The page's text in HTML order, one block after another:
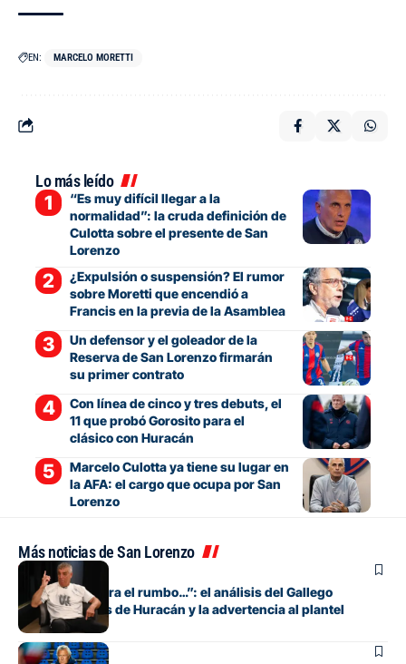
EN: MARCELO MORETTI
Lo más leído
“Es muy difícil llegar a la
normalidad”: la cruda definición de
Culotta sobre el presente de San
Lorenzo
¿Expulsión o suspensión? El rumor
sobre Moretti que encendió a
Francis en la previa de la Asamblea
Un defensor y el goleador de la
Reserva de San Lorenzo firmarán
su primer contrato
Con línea de cinco y tres debuts, el
11 que probó Gorosito para el
clásico con Huracán
Marcelo Culotta ya tiene su lugar en
la AFA: el cargo que ocupa por San
Lorenzo
Más noticias de San Lorenzo
Fútbol
“Si no encuentra el rumbo…”: el análisis del Gallego
González antes de Huracán y la advertencia al plantel
Fútbol